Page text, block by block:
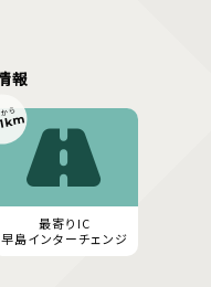
報
最寄りIC
早島インターチェンジ
ら